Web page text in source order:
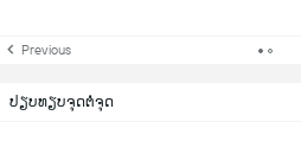
Previous
ປຽບທຽບຈຸດຕໍ່ຈຸດ